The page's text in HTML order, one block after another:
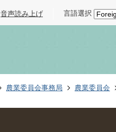
音声読み上げ 言語選択
農業委員会事務局 農業委員会